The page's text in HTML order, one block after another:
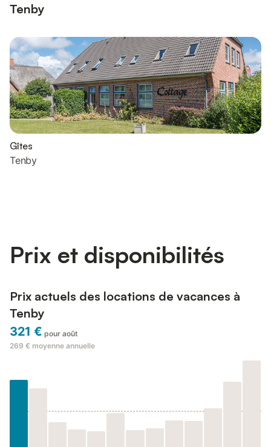
Tenby
Gîtes
Tenby
Prix et disponibilités
Prix actuels des locations de vacances à
Tenby
321 € pour août
269 € moyenne annuelle